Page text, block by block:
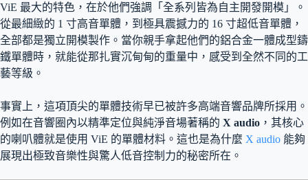
ViE 最大的特色，在於他們強調「全系列皆為自主開發開模」。
從最細緻的 1 寸高音單體，到極具震撼力的 16 寸超低音單體，
全部都是獨立開模製作。當你親手拿起他們的鋁合金一體成型鑄
鐵單體時，就能從那扎實沉甸甸的重量中，感受到全然不同的工
藝等級。
事實上，這項頂尖的單體技術早已被許多高端音響品牌所採用。
例如在音響圈內以精準定位與純淨音場著稱的 X audio ，其核心
的喇叭體就是使用 ViE 的單體材料。這也是為什麼 X audio 能夠
展現出極致音樂性與驚人低音控制力的秘密所在。